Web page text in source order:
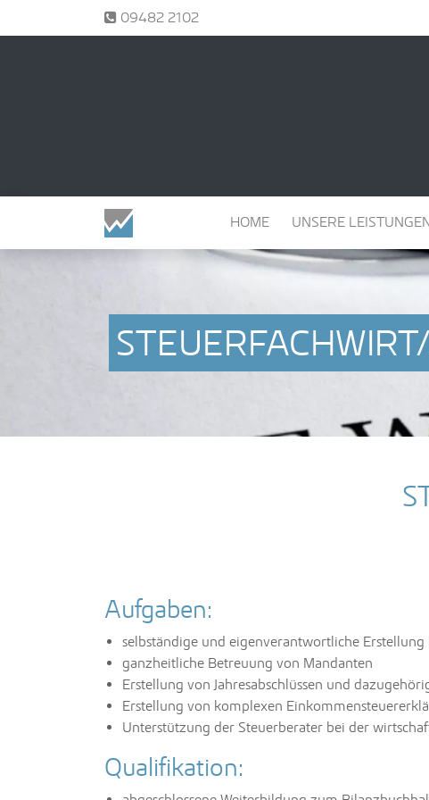
Tel.:09482 2102
NAVIGATION ÜBERSPRINGEN
HOME UNSERE
Aufgaben:
selbständige und eigenverantwortliche
ganzheitliche Betreuung von Mandanten
Erstellung von Jahresabschlüssen und
Erstellung von komplexen
Unterstützung der Steuerberater bei der
Qualifikation: